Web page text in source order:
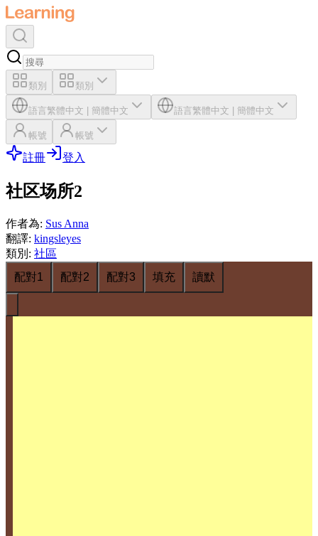
類別 類別
語言繁體中文 簡體中文 語言繁體中文 簡體中文
帳號 帳號
註冊 登入
社区场所2
作者為: Sus Anna
翻譯: kingsleyes
類別 : 社區
配對1
配對2 配對3 填充 讀默